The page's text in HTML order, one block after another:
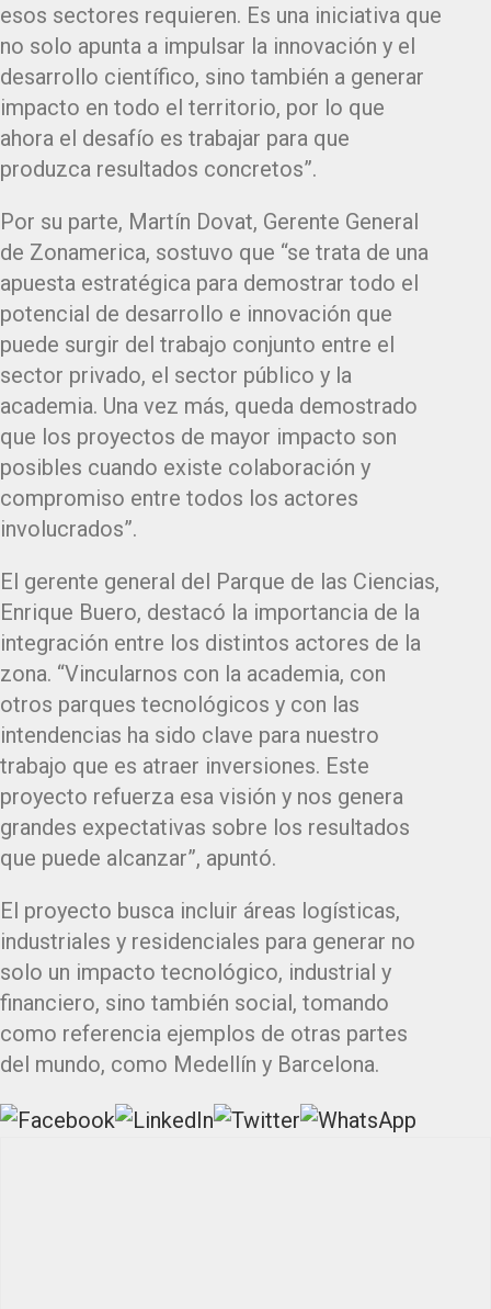
esos sectores requieren. Es una iniciativa que
no solo apunta a impulsar la innovación y el
desarrollo científico, sino también a generar
impacto en todo el territorio, por lo que
ahora el desafío es trabajar para que
produzca resultados concretos”.
Por su parte, Martín Dovat, Gerente General
de Zonamerica, sostuvo que “se trata de una
apuesta estratégica para demostrar todo el
potencial de desarrollo e innovación que
puede surgir del trabajo conjunto entre el
sector privado, el sector público y la
academia. Una vez más, queda demostrado
que los proyectos de mayor impacto son
posibles cuando existe colaboración y
compromiso entre todos los actores
involucrados”.
El gerente general del Parque de las Ciencias,
Enrique Buero, destacó la importancia de la
integración entre los distintos actores de la
zona. “Vincularnos con la academia, con
otros parques tecnológicos y con las
intendencias ha sido clave para nuestro
trabajo que es atraer inversiones. Este
proyecto refuerza esa visión y nos genera
grandes expectativas sobre los resultados
que puede alcanzar”, apuntó.
El proyecto busca incluir áreas logísticas,
industriales y residenciales para generar no
solo un impacto tecnológico, industrial y
financiero, sino también social, tomando
como referencia ejemplos de otras partes
del mundo, como Medellín y Barcelona.